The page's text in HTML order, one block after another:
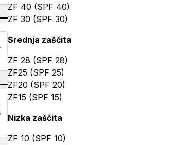
ZF 40 (SPF 40)
ZF 30 (SPF 30)
Srednja zaščita
ZF 28 (SPF 28)
ZF25 (SPF 25)
ZF20 (SPF 20)
ZF15 (SPF 15)
Nizka zaščita
ZF 10 (SPF 10)